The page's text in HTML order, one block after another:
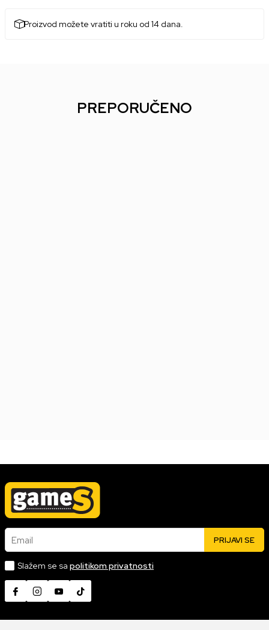
Proizvod možete vratiti u roku od 14 dana.
PREPORUČENO
Email PRIJAVI SE
Slažem se sa politikom privatnosti